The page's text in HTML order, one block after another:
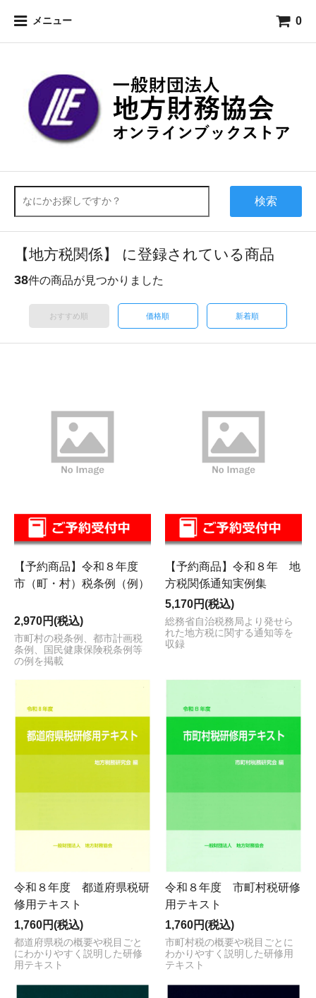
メニュー 0
検索
【地方税関係】 に登録されている商品
38件の商品が見つかりました
おすすめ順 価格順 新着順
【予約商品】令和８年度
市（町・村）税条例（例）
2,970円(税込)
市町村の税条例、都市計画税
条例、国民健康保険税条例等
の例を掲載
【予約商品】令和８年 地
方税関係通知実例集
5,170円(税込)
総務省自治税務局より発せら
れた地方税に関する通知等を
収録
令和８年度 都道府県税研
修用テキスト
1,760円(税込)
都道府県税の概要や税目ごと
にわかりやすく説明した研修
用テキスト
令和８年度 市町村税研修
用テキスト
1,760円(税込)
市町村税の概要や税目ごとに
わかりやすく説明した研修用
テキスト